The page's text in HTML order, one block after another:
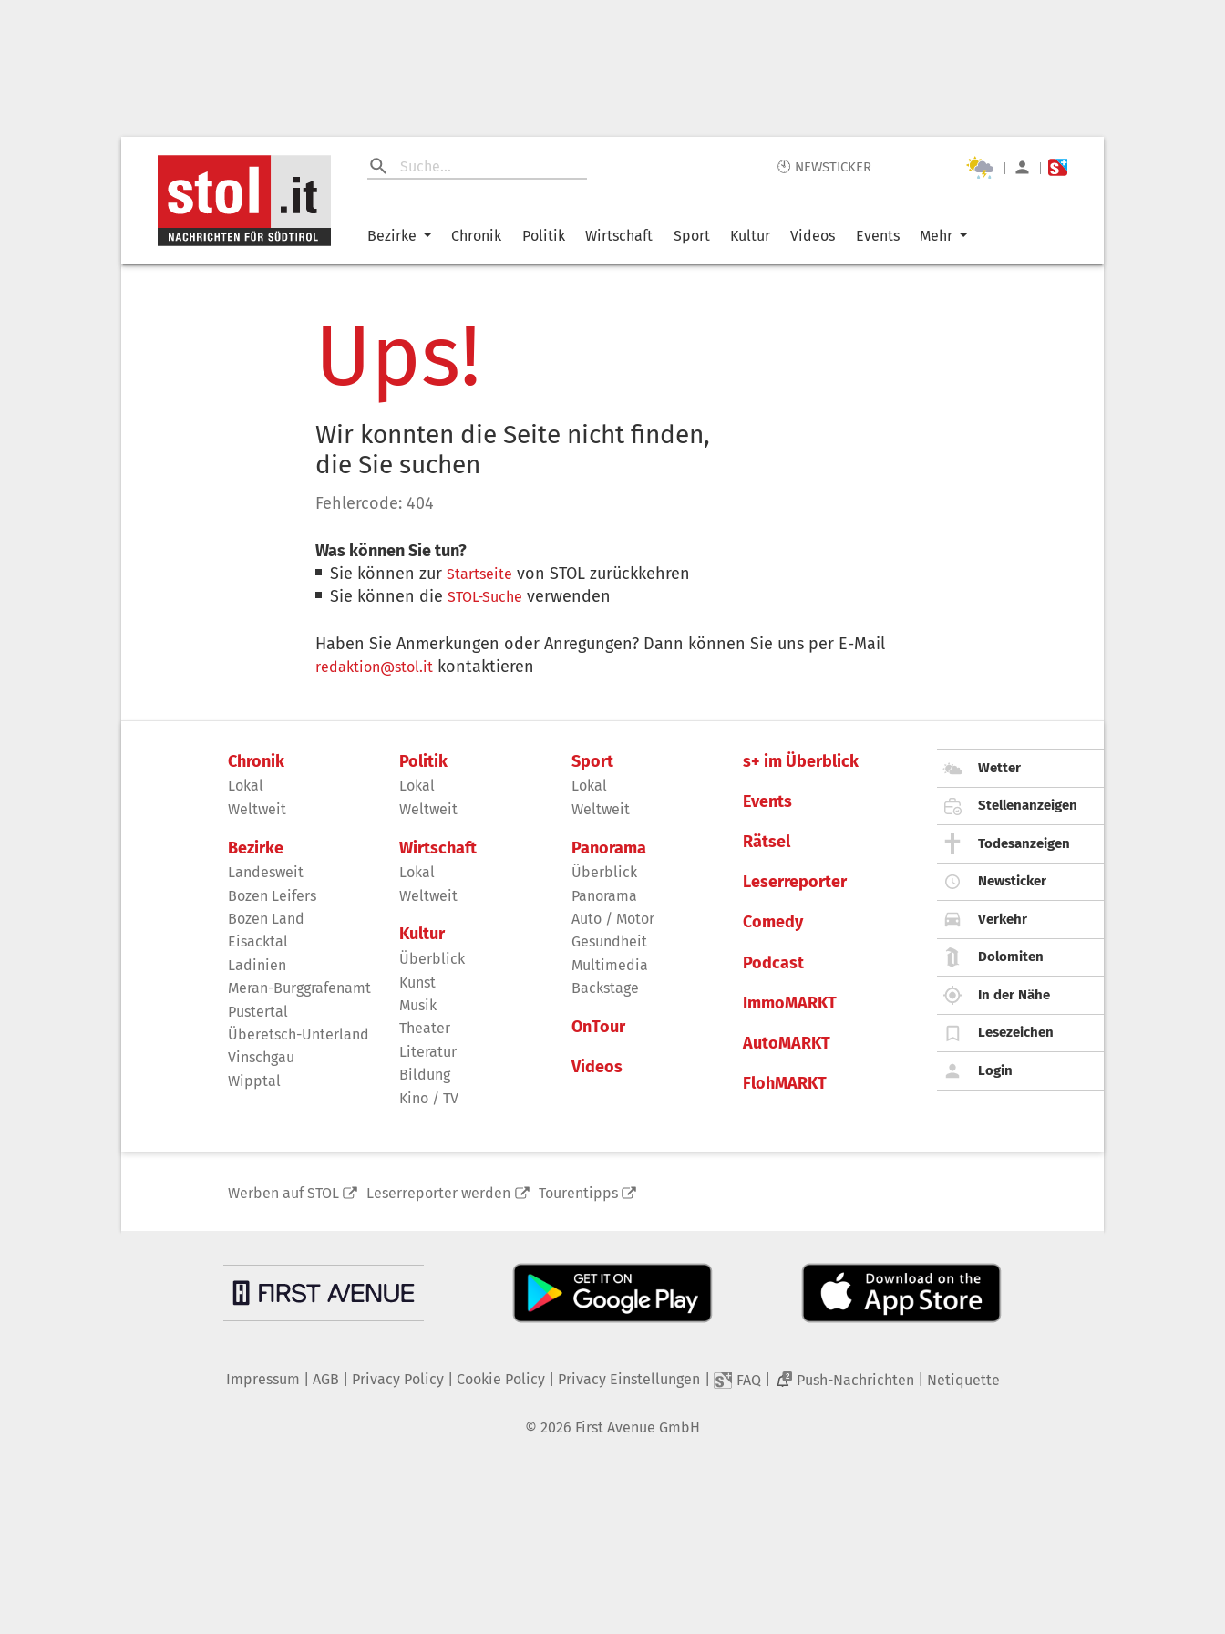
🕙 NEWSTICKER | |
Bezirke Chronik Politik Wirtschaft Sport Kultur Videos Events Mehr
Ups!
Wir konnten die Seite nicht finden,
die Sie suchen
Fehlercode: 404
Was können Sie tun?
Sie können zurStartseite von STOL zurückkehren
Sie können dieSTOL-Suche verwenden
Haben Sie Anmerkungen oder Anregungen? Dann können Sie uns per E-Mail
redaktion@stol.it kontaktieren
Chronik
Lokal
Weltweit
Bezirke
Landesweit
Bozen Leifers
Bozen Land
Eisacktal
Ladinien
Meran-Burggrafenamt
Pustertal
Überetsch-Unterland
Vinschgau
Wipptal
Politik
Lokal
Weltweit
Wirtschaft
Lokal
Weltweit
Kultur
Überblick
Kunst
Musik
Theater
Literatur
Bildung
Kino / TV
Sport
Lokal
Weltweit
Panorama
Überblick
Panorama
Auto / Motor
Gesundheit
Multimedia
Backstage
OnTour
Videos
s+ im Überblick
Events
Rätsel
Leserreporter
Comedy
Podcast
ImmoMARKT
AutoMARKT
FlohMARKT
Wetter
Stellenanzeigen
Todesanzeigen
Newsticker
Verkehr
Dolomiten
In der Nähe
Lesezeichen
Login
Werben auf STOL Leserreporter werden Tourentipps
Impressum AGB Privacy Policy| Cookie Policy| Privacy Einstellungen FAQ 2 Push-Nachrichten Netiquette
© 2026 First Avenue GmbH